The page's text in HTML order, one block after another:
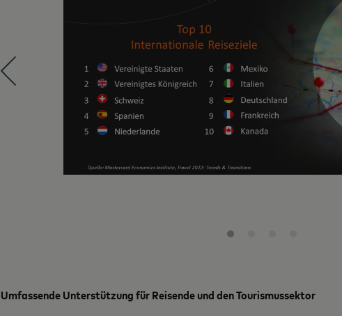
Umfassende Unterstützung für Reisende und den Tourismussektor